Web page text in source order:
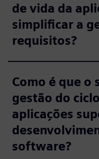
de vida da
simplificar a
requisitos?
Como é que o
gestão do
aplicações
software?